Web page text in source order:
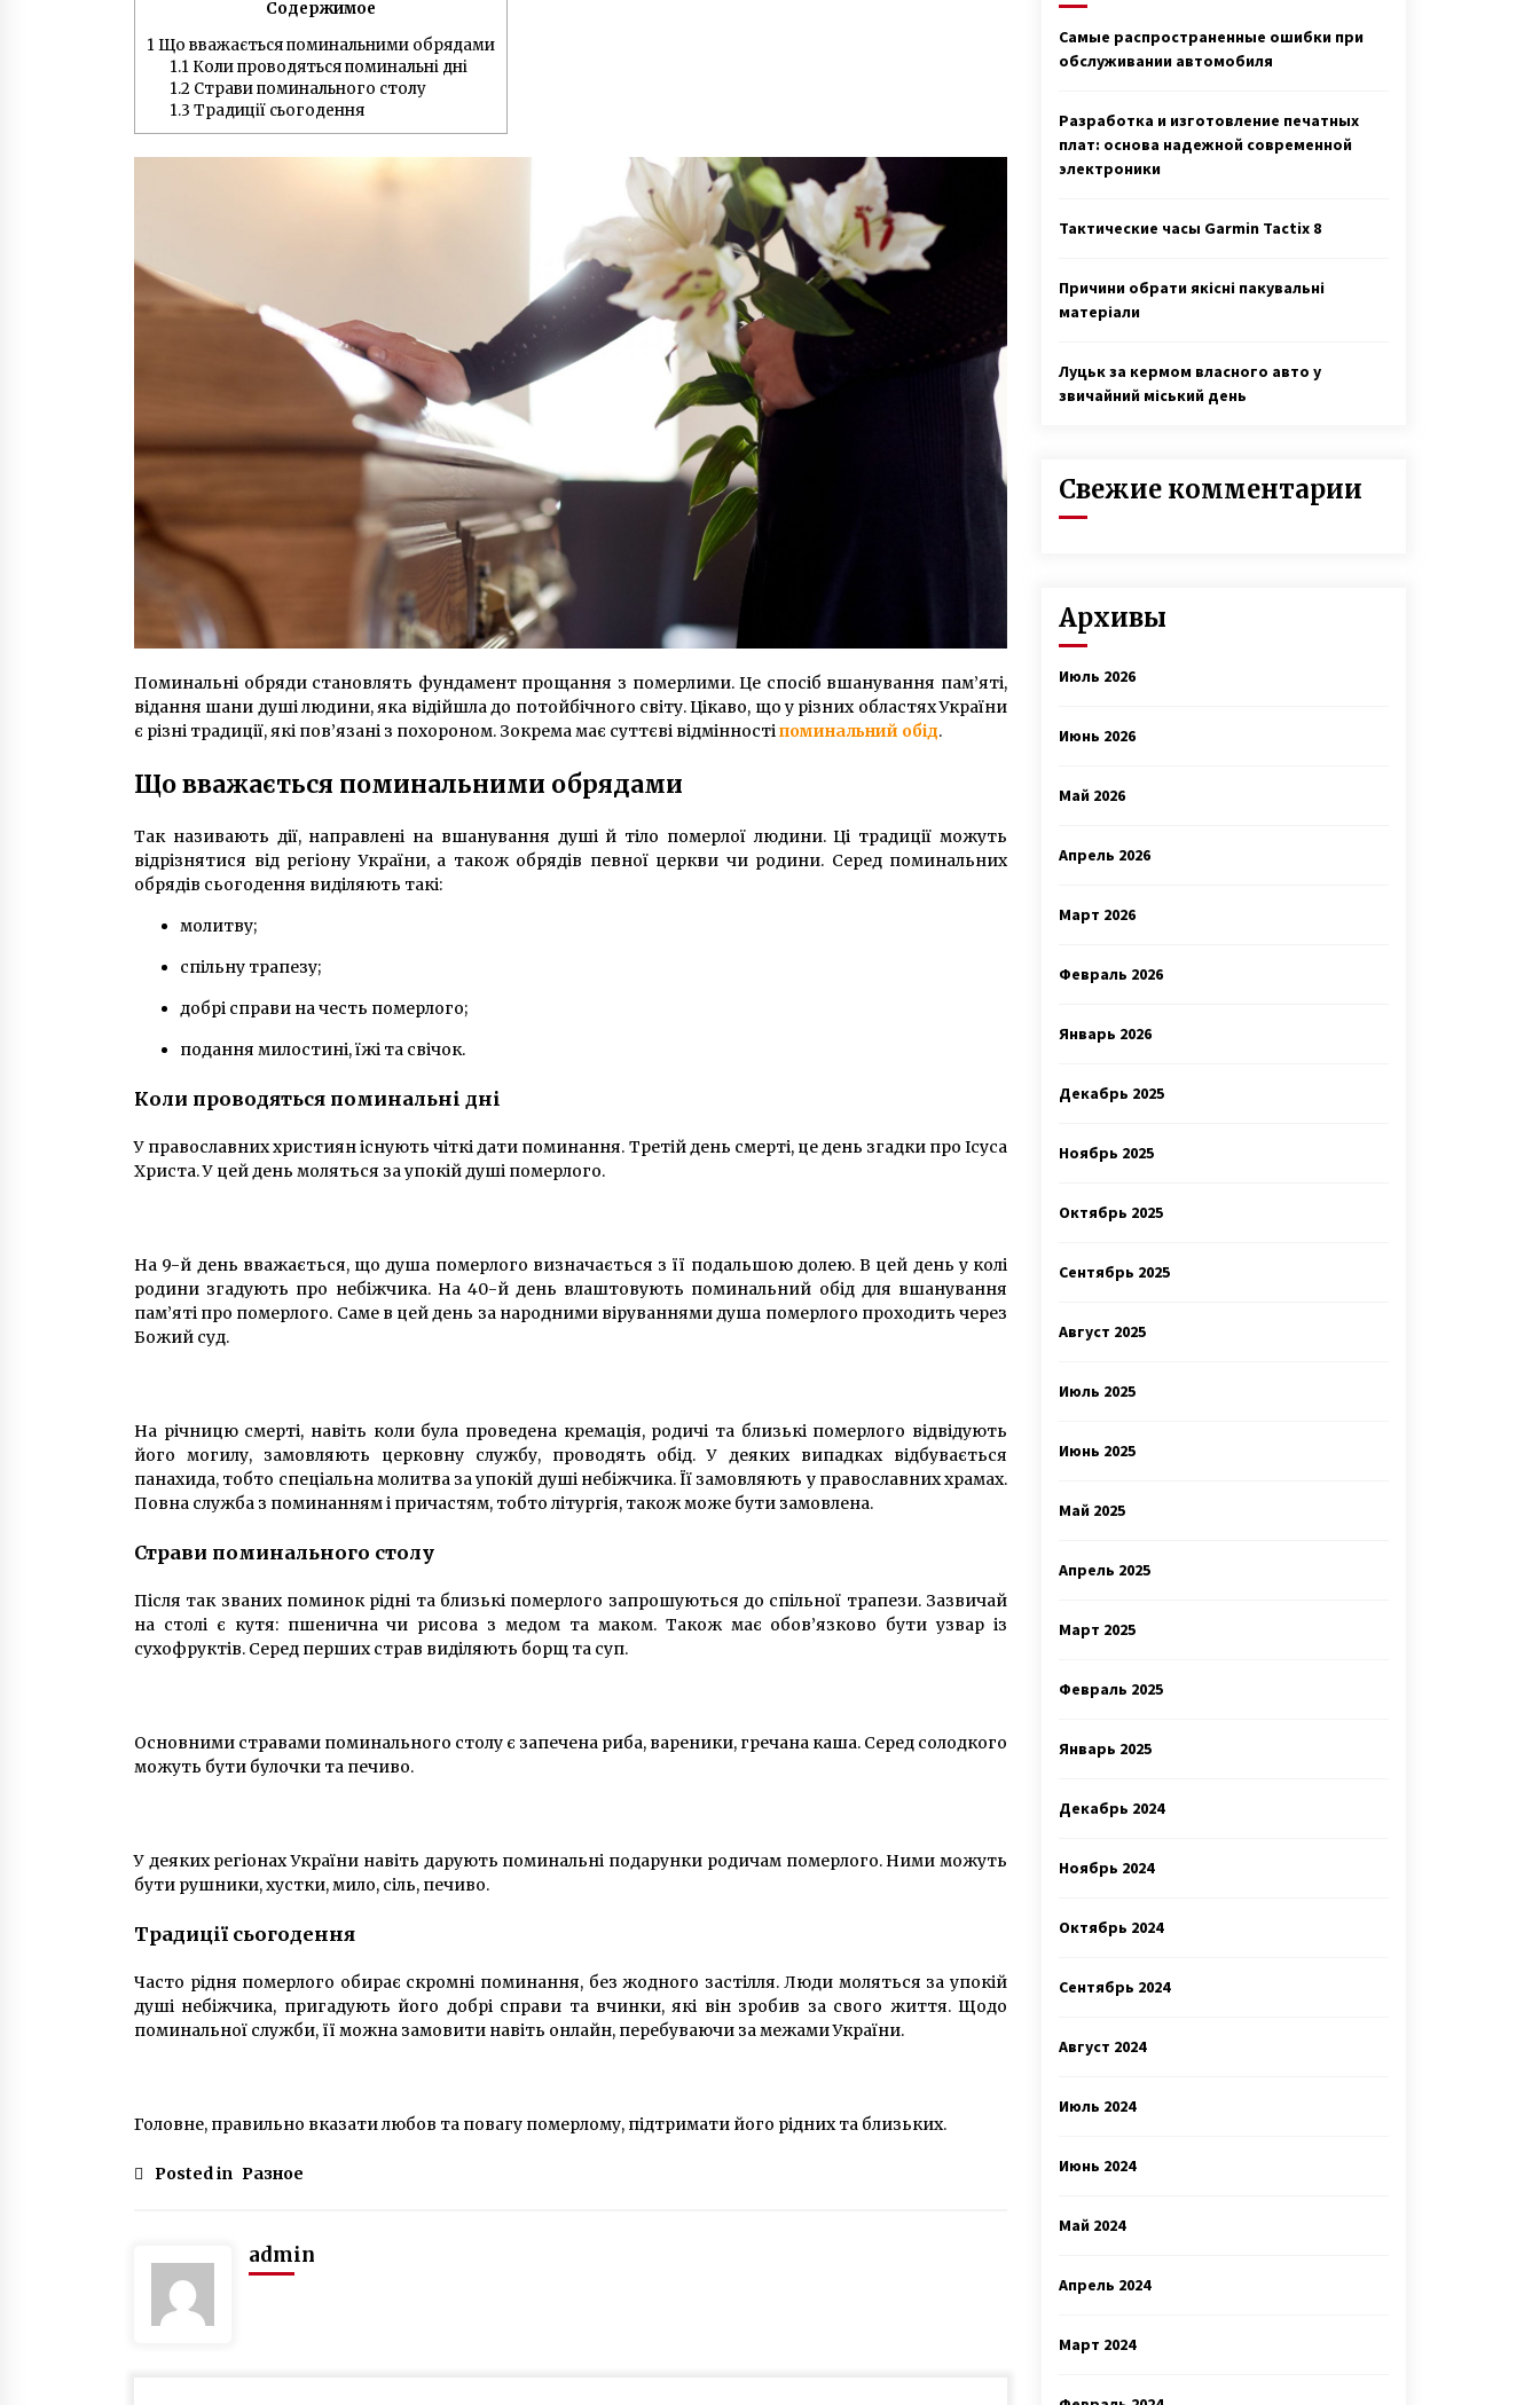
прижившихся после ЭКО
6 лет ago
Девушка-рентген Виктория
Чабаненко из Запорожья стала
медиком-диагностом
6 лет ago
Любовь лечит — Екатерина
спасла ее
6 лет ago
Пенсионер поступил в
университет и там встретил свою
любовь
7 лет ago
Супермодель Маша Тельная
6 лет ago
Содержимое
1Що вважається поминальними обрядами
1.1Коли проводяться поминальні дні
1.2 Страви поминального столу
1.3 Традиції сьогодення
Поминальні обряди становлять фундамент прощання з померлими. Це спосіб вшанування пам’яті,
відання шани душі людини, яка відійшла до потойбічного світу. Цікаво, що у різних областях України
є різні традиції, які пов’язані з похороном. Зокрема має суттєві відмінностіпоминальний обід.
Що вважається поминальними обрядами
Так називають дії, направлені на вшанування душі й тіло померлої людини. Ці традиції можуть
відрізнятися від регіону України, а також обрядів певної церкви чи родини. Серед поминальних
обрядів сьогодення виділяють такі:
молитву;
спільну трапезу;
добрі справи на честь померлого;
подання милостині, їжі та свічок.
Коли проводяться поминальні дні
У православних християн існують чіткі дати поминання. Третій день смерті, це день згадки про Ісуса
Христа. У цей день моляться за упокій душі померлого.
На 9-й день вважається, що душа померлого визначається з її подальшою долею. В цей день у колі
родини згадують про небіжчика. На 40-й день влаштовують поминальний обід для вшанування
пам’яті про померлого. Саме в цей день за народними віруваннями душа померлого проходить через
Божий суд.
На річницю смерті, навіть коли була проведена кремація, родичі та близькі померлого відвідують
його могилу, замовляють церковну службу, проводять обід. У деяких випадках відбувається
панахида, тобто спеціальна молитва за упокій душі небіжчика. Її замовляють у православних храмах.
Повна служба з поминанням і причастям, тобто літургія, також може бути замовлена.
Страви поминального столу
Після так званих поминок рідні та близькі померлого запрошуються до спільної трапези. Зазвичай
на столі є кутя: пшенична чи рисова з медом та маком. Також має обов’язково бути узвар із
сухофруктів. Серед перших страв виділяють борщ та суп.
Основними стравами поминального столу є запечена риба, вареники, гречана каша. Серед солодкого
можуть бути булочки та печиво.
У деяких регіонах України навіть дарують поминальні подарунки родичам померлого. Ними можуть
бути рушники, хустки, мило, сіль, печиво.
Традиції сьогодення
Часто рідня померлого обирає скромні поминання, без жодного застілля. Люди моляться за упокій
душі небіжчика, пригадують його добрі справи та вчинки, які він зробив за свого життя. Щодо
поминальної служби, її можна замовити навіть онлайн, перебуваючи за межами України.
Головне, правильно вказати любов та повагу померлому, підтримати його рідних та близьких.
Posted in Разное
admin
Самые распространенные ошибки при
обслуживании автомобиля
Разработка и изготовление печатных
плат: основа надежной современной
электроники
Тактические часы Garmin Tactix 8
Причини обрати якісні пакувальні
матеріали
Луцьк за кермом власного авто у
звичайний міський день
Свежие комментарии
Архивы
Июль 2026
Июнь 2026
Май 2026
Апрель 2026
Март 2026
Февраль 2026
Январь 2026
Декабрь 2025
Ноябрь 2025
Октябрь 2025
Сентябрь 2025
Август 2025
Июль 2025
Июнь 2025
Май 2025
Апрель 2025
Март 2025
Февраль 2025
Январь 2025
Декабрь 2024
Ноябрь 2024
Октябрь 2024
Сентябрь 2024
Август 2024
Июль 2024
Июнь 2024
Май 2024
Апрель 2024
Март 2024